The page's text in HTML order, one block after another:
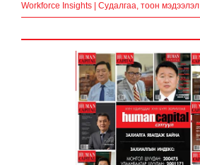
Workforce Insights | Судалгаа, тоон мэдээлэл